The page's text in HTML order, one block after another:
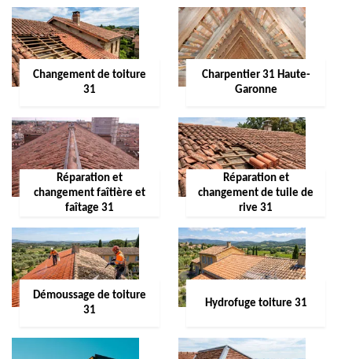
Changement de toiture
31
Charpentier 31 Haute-
Garonne
Réparation et
changement faîtière et
faîtage 31
Réparation et
changement de tuile de
rive 31
Démoussage de toiture
31
Hydrofuge toiture 31